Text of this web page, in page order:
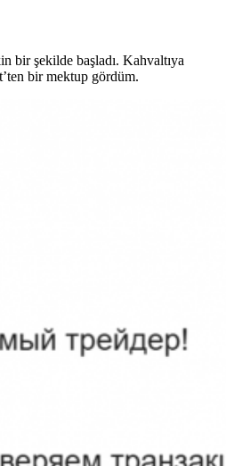
bir şekilde başladı. Kahvaltıya
bir mektup gördüm.